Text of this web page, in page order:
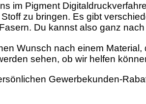
im Pigment
zu bringen. Es gibt
Du kannst also ganz
Wunsch nach einem Material,
sehen, ob wir helfen
Gewerbekunden-